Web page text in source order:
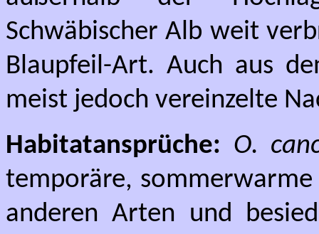
Schwäbischer Alb weit
Blaupfeil-Art. Auch aus
meist jedoch vereinzelte
Habitatansprüche: O.
temporäre, sommerwarme
anderen Arten und